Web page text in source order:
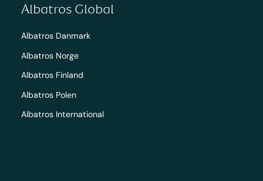
Albatros Global
Albatros Danmark
Albatros Norge
Albatros Finland
Albatros Polen
Albatros International